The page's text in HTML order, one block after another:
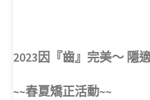
2023因『齒』完美～ 隱
~~春夏矯正活動~~